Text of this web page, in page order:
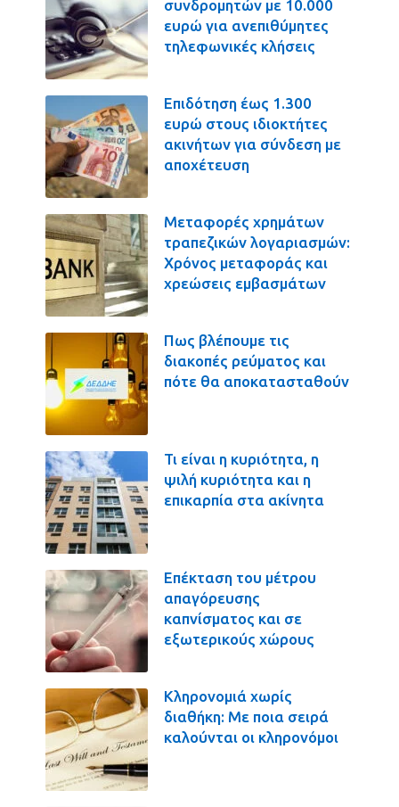
συνδρομητών με 10.000
ευρώ για ανεπιθύμητες
τηλεφωνικές κλήσεις
Επιδότηση έως 1.300
ευρώ στους ιδιοκτήτες
ακινήτων για σύνδεση με
αποχέτευση
Μεταφορές χρημάτων
τραπεζικών λογαριασμών:
Χρόνος μεταφοράς και
χρεώσεις εμβασμάτων
Πως βλέπουμε τις
διακοπές ρεύματος και
πότε θα αποκατασταθούν
Τι είναι η κυριότητα, η
ψιλή κυριότητα και η
επικαρπία στα ακίνητα
Επέκταση του μέτρου
απαγόρευσης
καπνίσματος και σε
εξωτερικούς χώρους
Κληρονομιά χωρίς
διαθήκη: Με ποια σειρά
καλούνται οι κληρονόμοι